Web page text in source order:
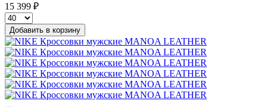
15 399 ₽
Добавить в корзину